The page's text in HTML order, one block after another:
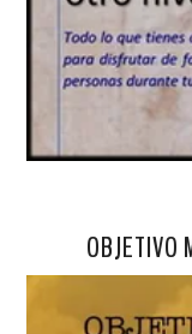
OBJETIVO